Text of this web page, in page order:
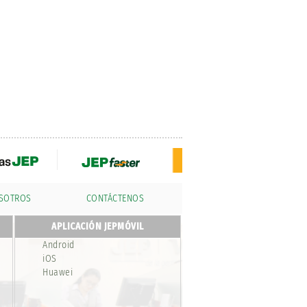
CONTÁCTENOS
APLICACIÓN JEPMÓVIL
Android
iOS
Huawei